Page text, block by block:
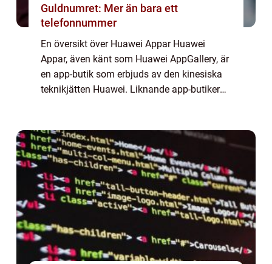
Guldnumret: Mer än bara ett
telefonnummer
En översikt över Huawei Appar Huawei
Appar, även känt som Huawei AppGallery, är
en app-butik som erbjuds av den kinesiska
teknikjätten Huawei. Liknande app-butiker